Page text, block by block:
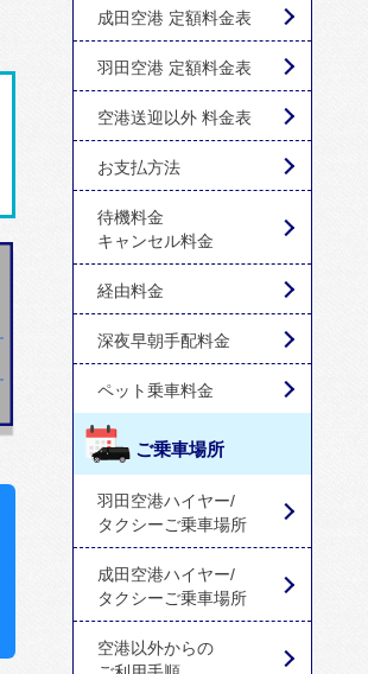
成田空港 定額料金表
羽田空港 定額料金表
空港送迎以外 料金表
お支払方法
待機料金
キャンセル料金
経由料金
深夜早朝手配料金
ペット乗車料金
ご乗車場所
羽田空港ハイヤー/
タクシーご乗車場所
成田空港ハイヤー/
タクシーご乗車場所
空港以外からの